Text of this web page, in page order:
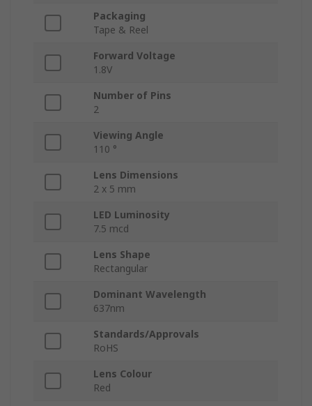
Packaging
Tape & Reel
Forward Voltage
1.8V
Number of Pins
2
Viewing Angle
110 °
Lens Dimensions
2 x 5 mm
LED Luminosity
7.5 mcd
Lens Shape
Rectangular
Dominant Wavelength
637nm
Standards/Approvals
RoHS
Lens Colour
Red